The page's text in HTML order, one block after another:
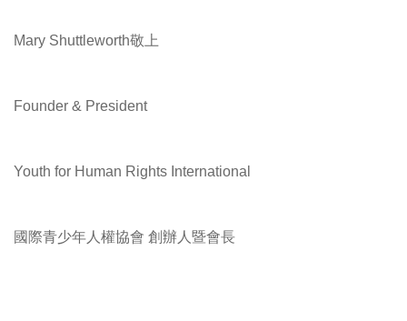
Mary Shuttleworth敬上
Founder & President
Youth for Human Rights International
國際青少年人權協會 創辦人暨會長